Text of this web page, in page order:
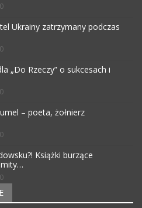
0
Ukrainy zatrzymany podczas
0
„Do Rzeczy” o sukcesach i
0
– poeta, żołnierz
0
Książki burzące
0